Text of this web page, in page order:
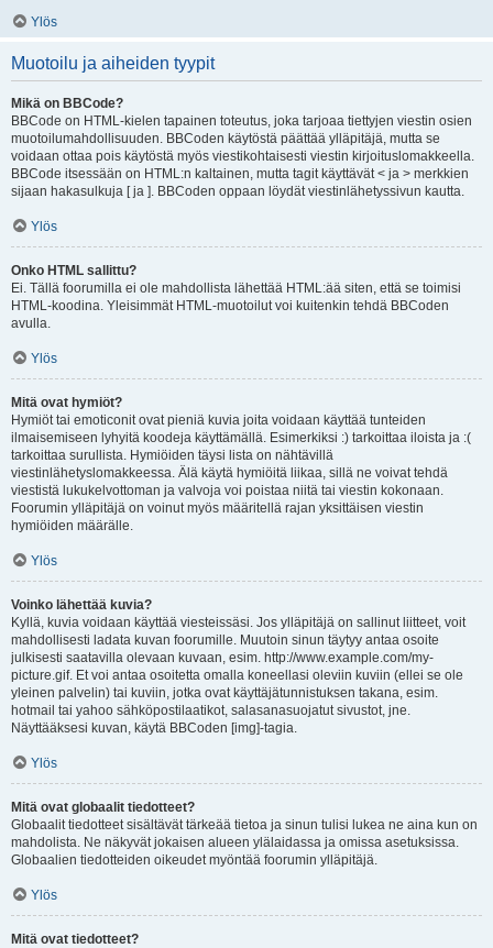
Ylös
Muotoilu ja aiheiden tyypit
Mikä on BBCode?
BBCode on HTML-kielen tapainen toteutus, joka tarjoaa tiettyjen viestin osien
muotoilumahdollisuuden. BBCoden käytöstä päättää ylläpitäjä, mutta se
voidaan ottaa pois käytöstä myös viestikohtaisesti viestin kirjoituslomakkeella.
BBCode itsessään on HTML:n kaltainen, mutta tagit käyttävät < ja > merkkien
sijaan hakasulkuja [ ja ]. BBCoden oppaan löydät viestinlähetyssivun kautta.
Ylös
Onko HTML sallittu?
Ei. Tällä foorumilla ei ole mahdollista lähettää HTML:ää siten, että se toimisi
HTML-koodina. Yleisimmät HTML-muotoilut voi kuitenkin tehdä BBCoden
avulla.
Ylös
Mitä ovat hymiöt?
Hymiöt tai emoticonit ovat pieniä kuvia joita voidaan käyttää tunteiden
ilmaisemiseen lyhyitä koodeja käyttämällä. Esimerkiksi :) tarkoittaa iloista ja :(
tarkoittaa surullista. Hymiöiden täysi lista on nähtävillä
viestinlähetyslomakkeessa. Älä käytä hymiöitä liikaa, sillä ne voivat tehdä
viestistä lukukelvottoman ja valvoja voi poistaa niitä tai viestin kokonaan.
Foorumin ylläpitäjä on voinut myös määritellä rajan yksittäisen viestin
hymiöiden määrälle.
Ylös
Voinko lähettää kuvia?
Kyllä, kuvia voidaan käyttää viesteissäsi. Jos ylläpitäjä on sallinut liitteet, voit
mahdollisesti ladata kuvan foorumille. Muutoin sinun täytyy antaa osoite
julkisesti saatavilla olevaan kuvaan, esim. http://www.example.com/my-
picture.gif. Et voi antaa osoitetta omalla koneellasi oleviin kuviin (ellei se ole
yleinen palvelin) tai kuviin, jotka ovat käyttäjätunnistuksen takana, esim.
hotmail tai yahoo sähköpostilaatikot, salasanasuojatut sivustot, jne.
Näyttääksesi kuvan, käytä BBCoden [img]-tagia.
Ylös
Mitä ovat globaalit tiedotteet?
Globaalit tiedotteet sisältävät tärkeää tietoa ja sinun tulisi lukea ne aina kun on
mahdolista. Ne näkyvät jokaisen alueen ylälaidassa ja omissa asetuksissa.
Globaalien tiedotteiden oikeudet myöntää foorumin ylläpitäjä.
Ylös
Mitä ovat tiedotteet?